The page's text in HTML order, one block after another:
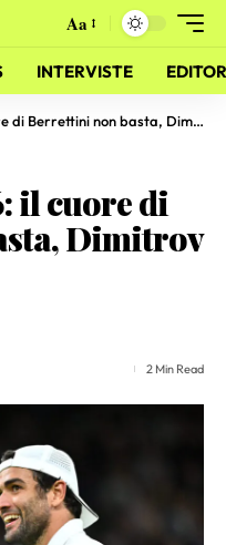
Aa
INTERVISTE
non basta, Dimitrov va agli ottavi
il cuore di
Dimitrov
2 Min Read